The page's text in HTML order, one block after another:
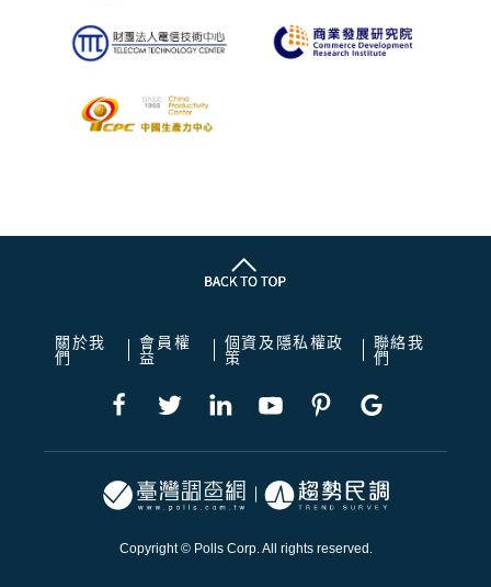
關於我
們
會員權
益
個資及隱私權政
策
聯絡我
們
Copyright © Polls Corp. All rights reserved.